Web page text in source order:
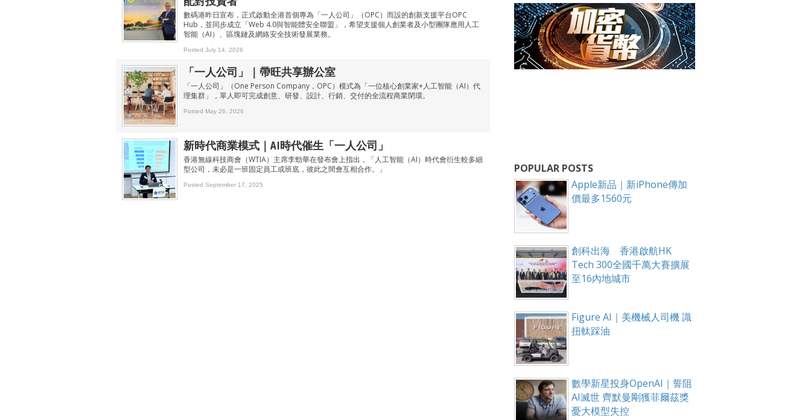
數碼港昨日宣布，正式啟動全港首個專為「一人公司」（OPC）而設的創新支援平台OPC
Hub，並同步成立「Web 4.0與智能體安全聯盟」，希望支援個人創業者及小型團隊應用人工
智能（AI）、區塊鏈及網絡安全技術發展業務。
Posted July 14, 2026
「一人公司」｜帶旺共享辦公室
「一人公司」（One Person Company，OPC）模式為「一位核心創業家+人工智能（AI）代
理集群」，單人即可完成創意、研發、設計、行銷、交付的全流程商業閉環。
Posted May 26, 2026
新時代商業模式｜AI時代催生「一人公司」
香港無線科技商會（WTIA）主席李勁華在發布會上指出，「人工智能（AI）時代會衍生較多細
型公司，未必是一班固定員工或班底，彼此之間會互相合作。」
Posted September 17, 2025
POPULAR POSTS
Apple新品｜新iPhone傳加
價最多1560元
創科出海 香港啟航HK
Tech 300全國千萬大賽擴展
至16內地城市
Figure AI｜美機械人司機 識
扭軚踩油
數學新星投身OpenAI｜誓阻
AI滅世 齊默曼剛獲菲爾茲獎
憂大模型失控